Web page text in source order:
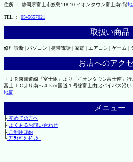
住所 ： 静岡県富士市鮫島118-10 イオンタウン富士南2階地
TEL ： 0545657021
取扱い商品
修理診断 | パソコン | 携帯電話 | 家電 | エアコン | ゲーム |
お店へのアク
・ＪＲ東海道線「富士駅」より「イオンタウン富士南」
富士ＩＣより南へ４ｋｍ国道１号線富士由比バイパス沿い
地図
メニュー
├初めての方へ
├ よくあるお問い合わせ
├ご利用規約
└ﾌﾟﾗｲﾊﾞｼｰﾎﾟﾘｼｰ